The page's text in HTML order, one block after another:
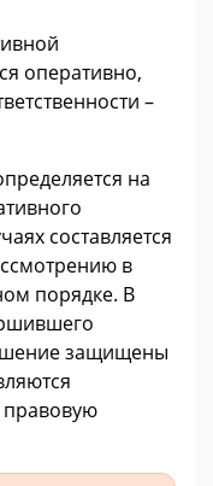
оперативно,
–
на
составляется
в
порядке. В
защищены
правовую